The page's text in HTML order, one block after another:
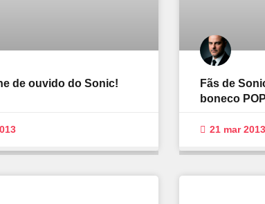
de ouvido do Sonic!
Fãs de
boneco
21 mar 2013